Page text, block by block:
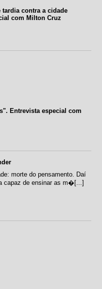
tardia contra a cidade
com Milton Cruz
Entrevista especial com
morte do pensamento. Daí
capaz de ensinar as m�[...]